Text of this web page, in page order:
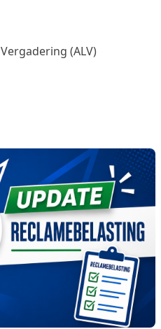
(ALV)